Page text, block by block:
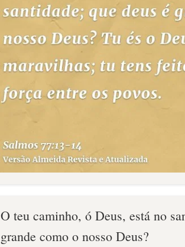
O teu caminho, ó Deus, está no
grande como o nosso Deus?